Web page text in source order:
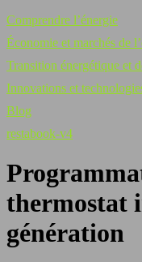
Comprendre l’énergie
Économie et marchés de
Transition énergétique et
Innovations et
Blog
restabook-v4
thermostat
génération